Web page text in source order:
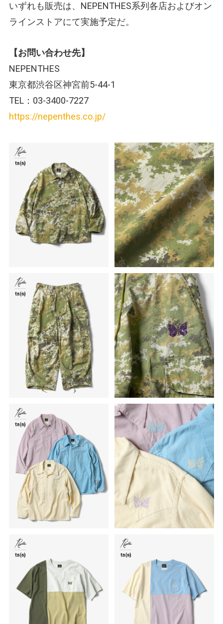
いずれも販売は、NEPENTHES系列各店およびオン
ラインストアにて実施予定だ。
【お問い合わせ先】
NEPENTHES
東京都渋谷区神宮前5-44-1
TEL：03-3400-7227
https://nepenthes.co.jp/